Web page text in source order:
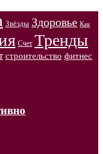
Звёзды Здоровье Как
Счет Тренды
строительство фитнес